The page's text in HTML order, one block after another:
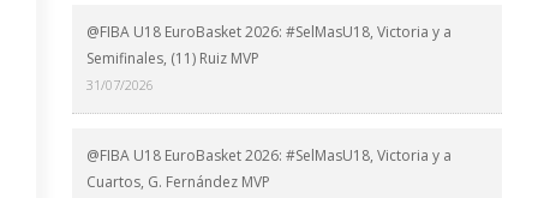
@FIBA U18 EuroBasket 2026: #SelMasU18, Victoria y a
Semifinales, (11) Ruiz MVP
31/07/2026
@FIBA U18 EuroBasket 2026: #SelMasU18, Victoria y a
Cuartos, G. Fernández MVP